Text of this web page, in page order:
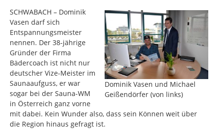
Dominik Vasen und Michael
Geißendörfer (von links)
SCHWABACH – Dominik
Vasen darf sich
Entspannungsmeister
nennen. Der 38-jährige
Gründer der Firma
Bädercoach ist nicht nur
deutscher Vize-Meister im
Saunaaufguss, er war
sogar bei der Sauna-WM
in Österreich ganz vorne
mit dabei. Kein Wunder also, dass sein Können weit über
die Region hinaus gefragt ist.